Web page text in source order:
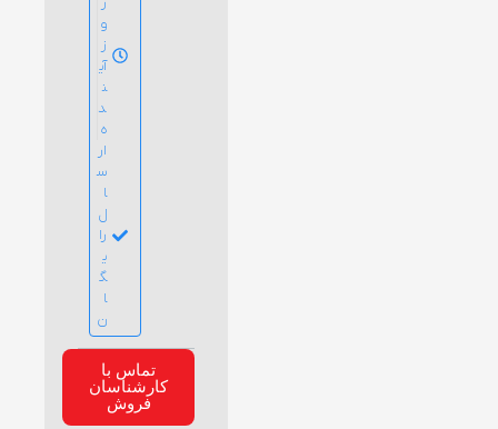
و
ز
آی
ن
د
ه
ار
س
ا
ل
را
ی
گ
ا
ن
تماس با
کارشناسان
فروش